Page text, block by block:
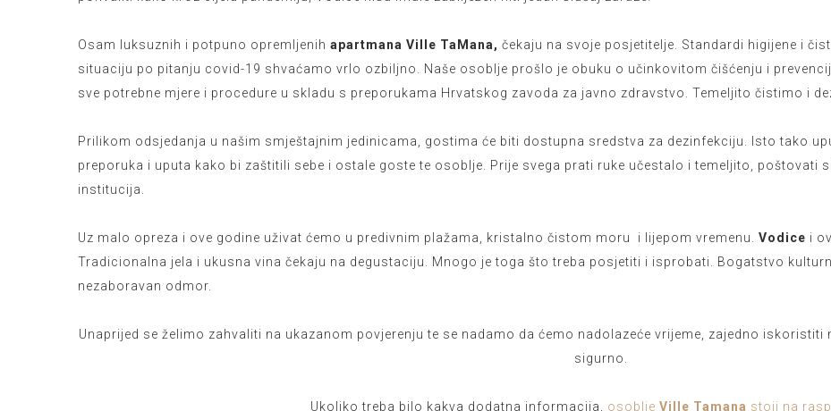
Osam luksuznih i potpuno opremljenih apartmana Ville TaMana, čekaju na svoje posjetitelje. Standardi higijene i
situaciju po pitanju covid-19 shvaćamo vrlo ozbiljno. Naše osoblje prošlo je obuku o učinkovitom čišćenju i
sve potrebne mjere i procedure u skladu s preporukama Hrvatskog zavoda za javno zdravstvo. Temeljito čistimo i
Prilikom odsjedanja u našim smještajnim jedinicama, gostima će biti dostupna sredstva za dezinfekciju. Isto tako
preporuka i uputa kako bi zaštitili sebe i ostale goste te osoblje. Prije svega prati ruke učestalo i temeljito, poštovati
institucija.
Uz malo opreza i ove godine uživat ćemo u predivnim plažama, kristalno čistom moru i lijepom vremenu. Vodice i
Tradicionalna jela i ukusna vina čekaju na degustaciju. Mnogo je toga što treba posjetiti i isprobati. Bogatstvo
nezaboravan odmor.
Unaprijed se želimo zahvaliti na ukazanom povjerenju te se nadamo da ćemo nadolazeće vrijeme, zajedno
sigurno.
Ukoliko treba bilo kakva dodatna informacija, osoblje Ville Tamana stoji na